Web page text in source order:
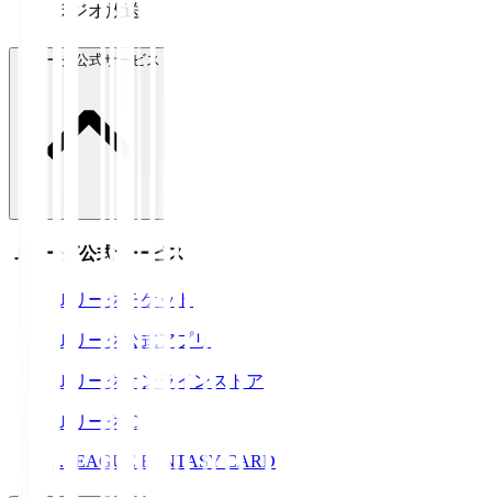
ラジオ放送
Ｊリーグ公式サービス
Ｊリーグ公式サービス
Ｊリーグチケット
Ｊリーグ公式アプリ
Ｊリーグオンラインストア
ＪリーグID
J.LEAGUE FANTASY CARD